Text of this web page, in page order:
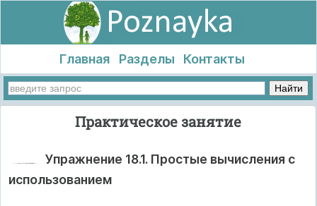
Главная Разделы Контакты
Практическое занятие
Упражнение 18.1. Простые вычисления с
использованием